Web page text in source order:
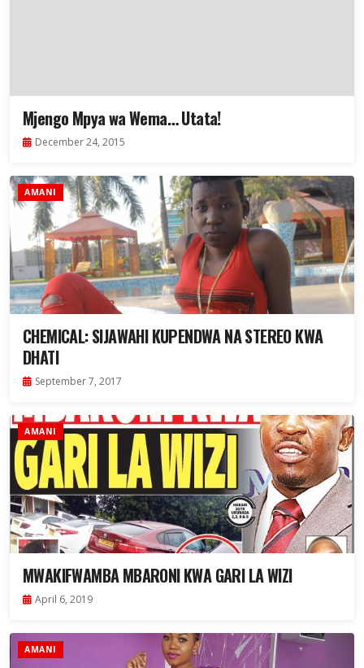
Mjengo Mpya wa Wema… Utata!
December 24, 2015
AMANI
CHEMICAL: SIJAWAHI KUPENDWA NA STEREO KWA
DHATI
September 7, 2017
AMANI
MWAKIFWAMBA MBARONI KWA GARI LA WIZI
April 6, 2019
AMANI